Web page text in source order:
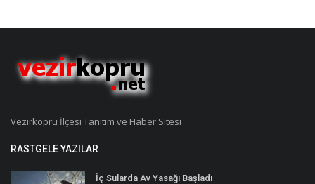
Vezirköprü İlçesi Tanıtım ve Haber Sitesi
RASTGELE YAZILAR
İç Sularda Av Yasağı Başladı